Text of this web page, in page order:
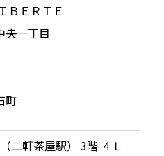
ＢＥＲＴＥ
央一丁目
町
二軒茶屋駅） 3階 ４Ｌ